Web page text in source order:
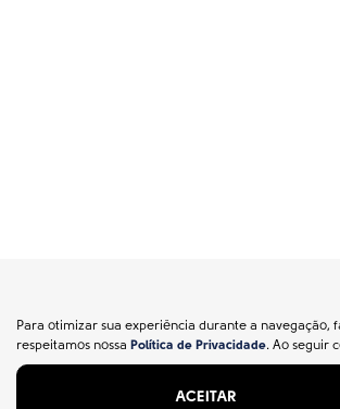
Para otimizar sua experiência durante a navegação,
respeitamos nossa Política de Privacidade. Ao seguir
ACEITAR